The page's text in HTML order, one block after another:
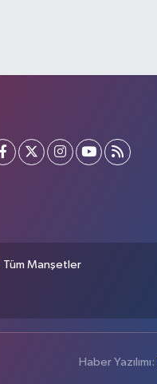
Tüm Manşetler
Haber Yazılımı: